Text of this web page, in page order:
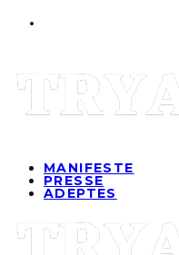
MANIFESTE
PRESSE
ADEPTES